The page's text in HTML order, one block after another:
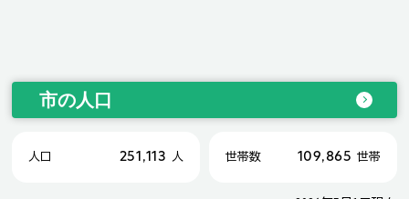
市の人口
人口 251,113 人 世帯数 109,865 世帯